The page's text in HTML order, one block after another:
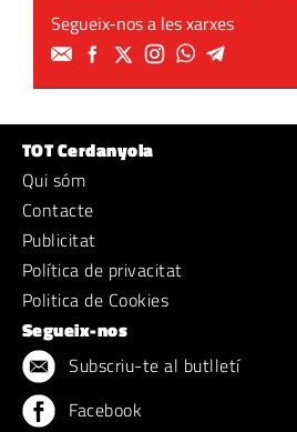
Segueix-nos a les xarxes
TOT Cerdanyola
Qui sóm
Contacte
Publicitat
Política de privacitat
Politica de Cookies
Segueix-nos
Subscriu-te al butlletí
Facebook